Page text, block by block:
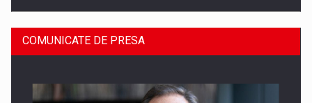
COMUNICATE DE PRESA